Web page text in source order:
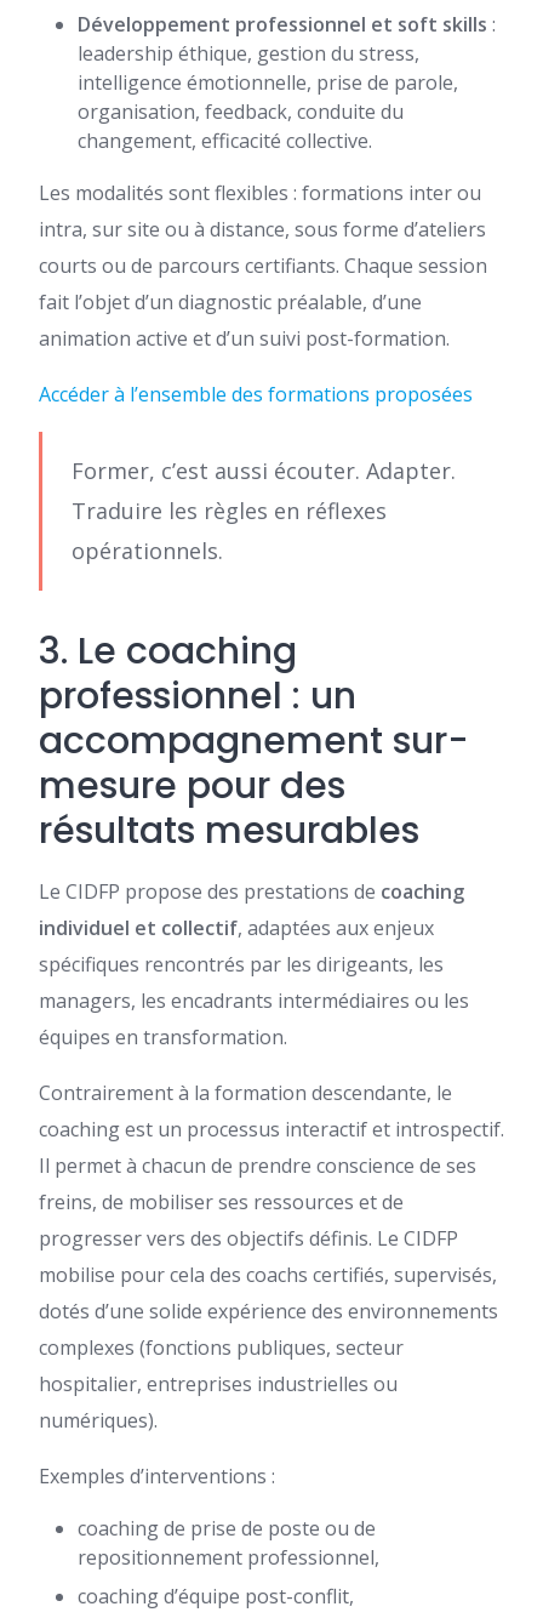
Développement professionnel et soft skills :
leadership éthique, gestion du stress,
intelligence émotionnelle, prise de parole,
organisation, feedback, conduite du
changement, efficacité collective.
Les modalités sont flexibles : formations inter ou
intra, sur site ou à distance, sous forme d’ateliers
courts ou de parcours certifiants. Chaque session
fait l’objet d’un diagnostic préalable, d’une
animation active et d’un suivi post-formation.
Accéder à l’ensemble des formations proposées
Former, c’est aussi écouter. Adapter.
Traduire les règles en réflexes
opérationnels.
3. Le coaching
professionnel : un
accompagnement sur-
mesure pour des
résultats mesurables
Le CIDFP propose des prestations de coaching
individuel et collectif, adaptées aux enjeux
spécifiques rencontrés par les dirigeants, les
managers, les encadrants intermédiaires ou les
équipes en transformation.
Contrairement à la formation descendante, le
coaching est un processus interactif et introspectif.
Il permet à chacun de prendre conscience de ses
freins, de mobiliser ses ressources et de
progresser vers des objectifs définis. Le CIDFP
mobilise pour cela des coachs certifiés, supervisés,
dotés d’une solide expérience des environnements
complexes (fonctions publiques, secteur
hospitalier, entreprises industrielles ou
numériques).
Exemples d’interventions :
coaching de prise de poste ou de
repositionnement professionnel,
coaching d’équipe post-conflit,